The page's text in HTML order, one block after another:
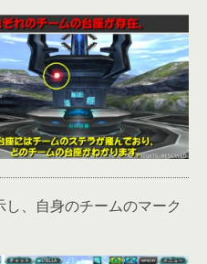
、自身のチームのマーク